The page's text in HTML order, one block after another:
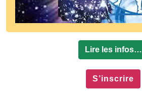
Lire les infos…
S’inscrire